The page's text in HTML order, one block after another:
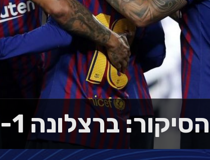
הסיקור: ברצלונה 0-1 ויאדוליד